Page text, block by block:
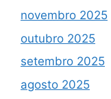
novembro 2025
outubro 2025
setembro 2025
agosto 2025